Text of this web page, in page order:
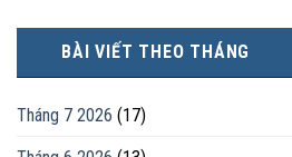
BÀI VIẾT THEO THÁNG
Tháng 7 2026 (17)